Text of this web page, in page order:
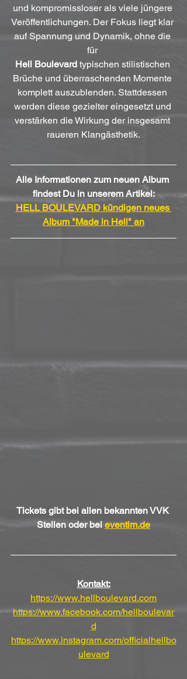
und kompromissloser als viele jüngere
Veröffentlichungen. Der Fokus liegt klar
auf Spannung und Dynamik, ohne die
für
Hell Boulevard typischen stilistischen
Brüche und überraschenden Momente
komplett auszublenden. Stattdessen
werden diese gezielter eingesetzt und
verstärken die Wirkung der insgesamt
raueren Klangästhetik.
Alle Informationen zum neuen Album
findest Du in unserem Artikel:
HELL BOULEVARD kündigen neues
Album "Made in Hell" an
Tickets gibt bei allen bekannten VVK
Stellen oder bei eventim.de
Kontakt:
https://www.hellboulevard.com
https://www.facebook.com/hellboulevar
d
https://www.instagram.com/officialhellbo
ulevard